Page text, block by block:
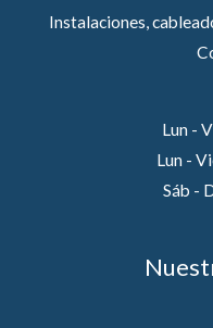
Instalaciones,
Lun -
Lun -
Sáb -